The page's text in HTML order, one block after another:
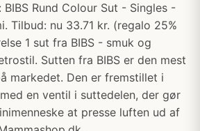
BIBS Rund Colour Sut - Singles -
Tilbud: nu 33.71 kr. (regalo 25%
1 sut fra BIBS - smuk og
Sutten fra BIBS er den mest
markedet. Den er fremstillet i
en ventil i suttedelen, der gør
at presse luften ud af